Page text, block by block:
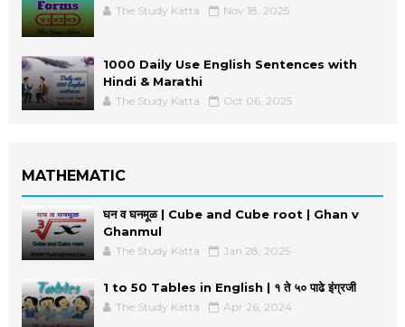
The Study Katta Nov 18, 2025
1000 Daily Use English Sentences with
Hindi & Marathi
The Study Katta Oct 06, 2025
MATHEMATIC
घन व घनमूळ | Cube and Cube root | Ghan v
Ghanmul
The Study Katta Jan 28, 2025
1 to 50 Tables in English | १ ते ५० पाढे इंग्रजी
The Study Katta Apr 26, 2024